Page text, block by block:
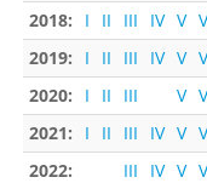
2018:
I II III IV V
2019:
I II III IV V
2020:
I II III V
2021:
I II III IV V
2022:
III IV V